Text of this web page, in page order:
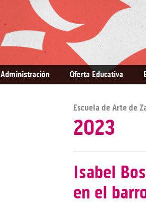
Administración Oferta Educativa
Escuela de Arte de
2023
Isabel
en el